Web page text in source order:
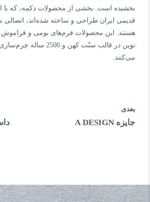
بخشیده است
بخشی از محصولات دکمه، که با
قدیمی ایران طراحی و ساخته شده‌اند، اتصالی
هستند
این محصولات فرم‌های بومی و فراموش
نوین در قالب سنّت کهن و
ساله چرم‌سازی
می‌کنند
بعدی
جایزه A DESIGN